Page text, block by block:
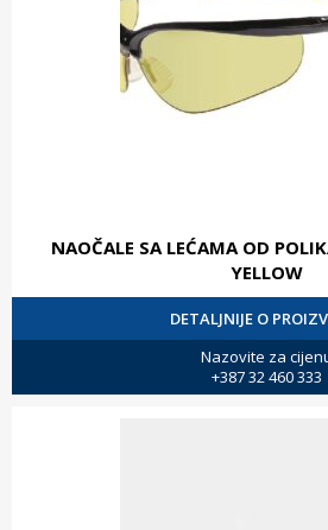
NAOČALE SA LEĆAMA OD
YELLOW
DETALJNIJE O
Nazovite za
+387 32 460 333